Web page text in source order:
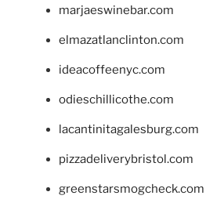
marjaeswinebar.com
elmazatlanclinton.com
ideacoffeenyc.com
odieschillicothe.com
lacantinitagalesburg.com
pizzadeliverybristol.com
greenstarsmogcheck.com